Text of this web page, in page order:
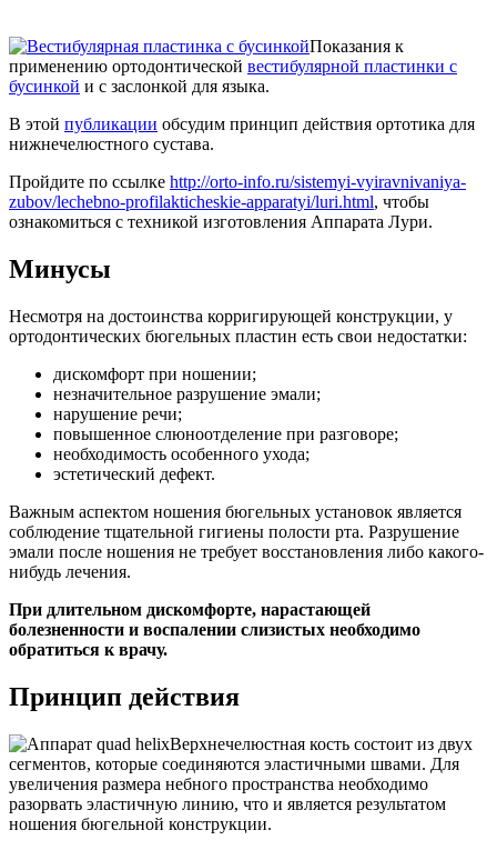
Показания к
применению ортодонтической вестибулярной пластинки с
бусинкой и с заслонкой для языка.
В этой публикации обсудим принцип действия ортотика для
нижнечелюстного сустава.
Пройдите по ссылке http://orto-info.ru/sistemyi-vyiravnivaniya-
zubov/lechebno-profilakticheskie-apparatyi/luri.html, чтобы
ознакомиться с техникой изготовления Аппарата Лури.
Минусы
Несмотря на достоинства корригирующей конструкции, у
ортодонтических бюгельных пластин есть свои недостатки:
дискомфорт при ношении;
незначительное разрушение эмали;
нарушение речи;
повышенное слюноотделение при разговоре;
необходимость особенного ухода;
эстетический дефект.
Важным аспектом ношения бюгельных установок является
соблюдение тщательной гигиены полости рта. Разрушение
эмали после ношения не требует восстановления либо какого-
нибудь лечения.
При длительном дискомфорте, нарастающей
болезненности и воспалении слизистых необходимо
обратиться к врачу.
Принцип действия
Верхнечелюстная кость состоит из двух
сегментов, которые соединяются эластичными швами. Для
увеличения размера небного пространства необходимо
разорвать эластичную линию, что и является результатом
ношения бюгельной конструкции.